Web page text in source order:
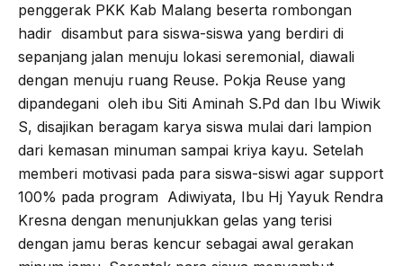
penggerak PKK Kab Malang beserta rombongan
hadir disambut para siswa-siswa yang berdiri di
sepanjang jalan menuju lokasi seremonial, diawali
dengan menuju ruang Reuse. Pokja Reuse yang
dipandegani oleh ibu Siti Aminah S.Pd dan Ibu Wiwik
S, disajikan beragam karya siswa mulai dari lampion
dari kemasan minuman sampai kriya kayu. Setelah
memberi motivasi pada para siswa-siswi agar support
100% pada program Adiwiyata, Ibu Hj Yayuk Rendra
Kresna dengan menunjukkan gelas yang terisi
dengan jamu beras kencur sebagai awal gerakan